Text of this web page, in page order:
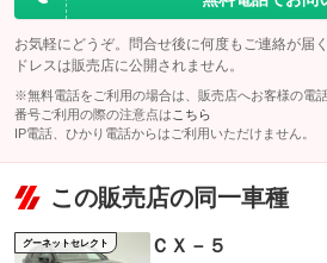
お気軽にどうぞ。問合せ後に何度もご連絡が届
ドレスは販売店に公開されません。
※無料電話をご利用の場合は、販売店へお客様の電
番号ご利用の際の注意点は こちら
IP電話、ひかり電話からはご利用いただけません。
この販売店の同一車種
グーネットセレクト ＣＸ－５